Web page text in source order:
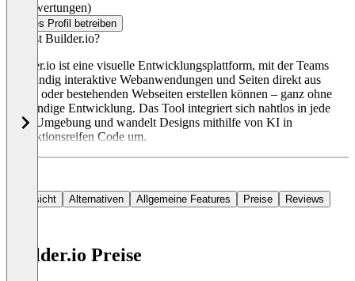
(0 Bewertungen)
Dieses Profil betreiben
Was ist Builder.io?
Builder.io ist eine visuelle Entwicklungsplattform, mit der Teams
vollständig interaktive Webanwendungen und Seiten direkt aus
Figma oder bestehenden Webseiten erstellen können – ganz ohne
aufwendige Entwicklung. Das Tool integriert sich nahtlos in jede
Tech-Umgebung und wandelt Designs mithilfe von KI in
produktionsreifen Code um.
Übersicht Alternativen Allgemeine Features Preise Reviews
Builder.io Preise